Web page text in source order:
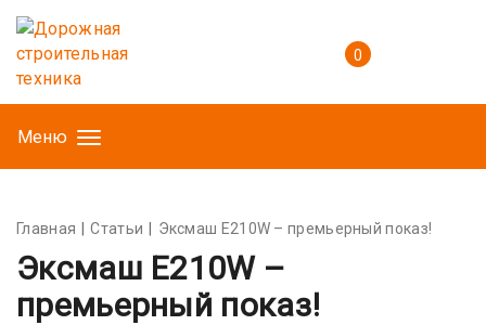
0
Меню
Главная Статьи Эксмаш E210W – премьерный показ!
Эксмаш E210W –
премьерный показ!